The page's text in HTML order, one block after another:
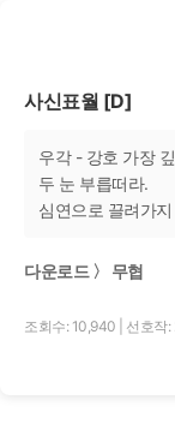
사신표월 [D]
우각 - 강호 가장
두 눈 부릅떠라.
심연으로 끌려가
다운로드 〉 무협
조회수: 10,940 선호작: